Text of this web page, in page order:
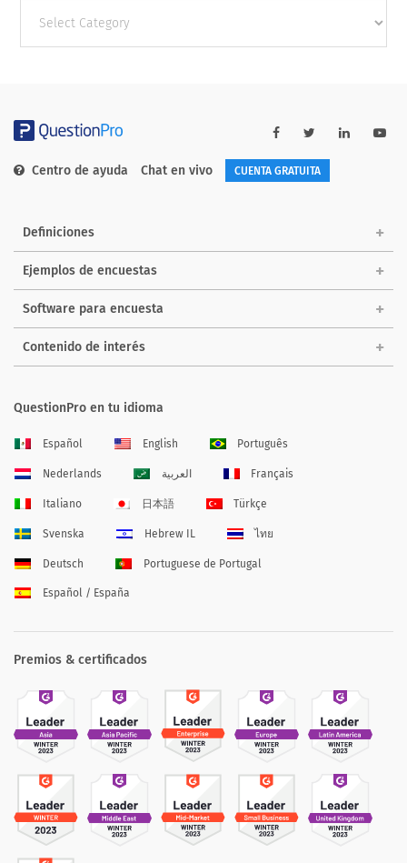
categories
Centro de ayuda Chat en vivo CUENTA GRATUITA
Definiciones
Ejemplos de encuestas
Software para encuesta
Contenido de interés
QuestionPro en tu idioma
Español English Português
Nederlands العربية Français
Italiano 日本語 Türkçe
Svenska Hebrew IL ไทย
Deutsch Portuguese de Portugal
Español / España
Premios & certificados